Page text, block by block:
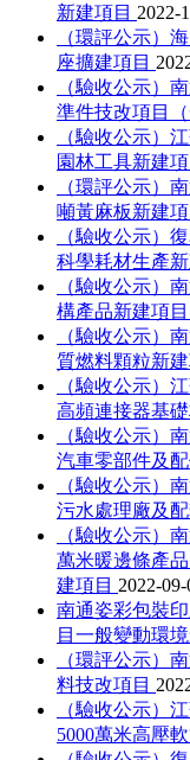
新建項目 2022-
（環評公示）
座擴建項目
（驗收公示）
準件技改項目
（驗收公示）
園林工具新建項
（環評公示）
噸黃麻板新建項
（驗收公示）
科學耗材生產新
（驗收公示）
構產品新建項目
（驗收公示）
質燃料顆粒新建
（驗收公示）
高頻連接器基
（驗收公示）
汽車零部件及
（驗收公示）
污水處理廠及
（驗收公示）
萬米暖邊條產
建項目 2022-09-
南通姿彩包裝
目一般變動環
（環評公示）
料技改項目
（驗收公示）
5000萬米高壓